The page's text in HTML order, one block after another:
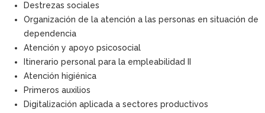
Destrezas sociales
Organización de la atención a las personas en situación de
dependencia
Atención y apoyo psicosocial
Itinerario personal para la empleabilidad II
Atención higiénica
Primeros auxilios
Digitalización aplicada a sectores productivos